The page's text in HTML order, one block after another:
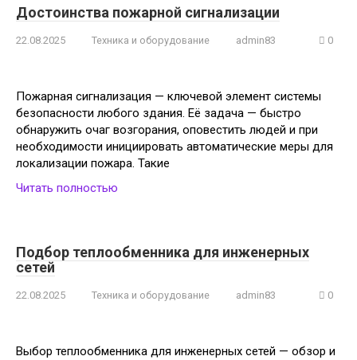
Достоинства пожарной сигнализации
22.08.2025 Техника и оборудование admin83 0
Пожарная сигнализация — ключевой элемент системы
безопасности любого здания. Её задача — быстро
обнаружить очаг возгорания, оповестить людей и при
необходимости инициировать автоматические меры для
локализации пожара. Такие
Читать полностью
Подбор теплообменника для инженерных
сетей
22.08.2025 Техника и оборудование admin83 0
Выбор теплообменника для инженерных сетей — обзор и